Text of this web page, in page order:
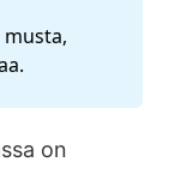
on